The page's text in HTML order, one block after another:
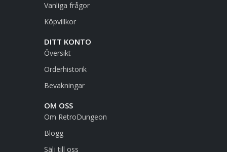
Vanliga frågor
Köpvillkor
DITT KONTO
Översikt
Orderhistorik
Bevakningar
OM OSS
Om RetroDungeon
Blogg
Sälj till oss